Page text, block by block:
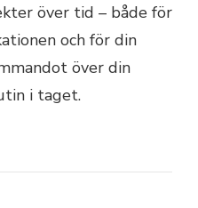
över tid – både för
och för din
över din
i taget.